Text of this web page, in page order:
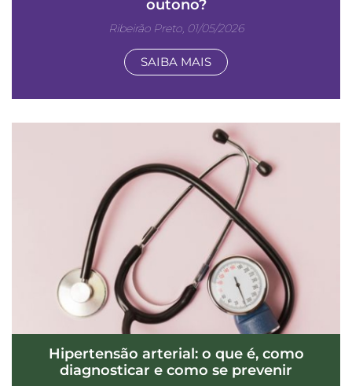
outono?
Ribeirão Preto, 01/05/2026
SAIBA MAIS
Hipertensão arterial: o que é, como
diagnosticar e como se prevenir